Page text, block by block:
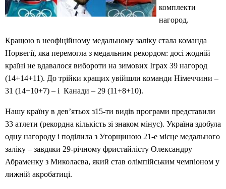
комплекти
нагород.
Кращою в неофіційному медальному заліку стала команда
Норвегії, яка перемогла з медальним рекордом: досі жодній
країні не вдавалося вибороти на зимових Іграх 39 нагород
(14+14+11). До трійки кращих увійшли команди Німеччини –
31 (14+10+7) – і Канади – 29 (11+8+10).
Нашу країну в дев’ятьох з15-ти видів програми представили
33 атлети (рекордна кількість зі знаком мінус). Україна здобула
одну нагороду і поділила з Угорщиною 21-е місце медального
заліку – завдяки 29-річному фристайлісту Олександру
Абраменку з Миколаєва, який став олімпійським чемпіоном у
лижній акробатиці.